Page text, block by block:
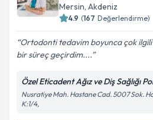
Mersin, Akdeniz
4.9 (167 Değerlendirme)
Ortodonti tedavim boyunca çok
bir süreç geçirdim....
Özel Eticadent Ağız ve Diş Sağlığı
Nusratiye Mah. Hastane Cad. 5007 Sok.
K:1/4,